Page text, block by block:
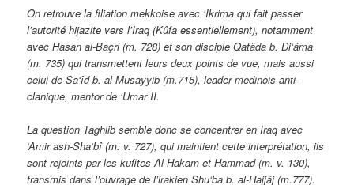
On retrouve la filiation mekkoise avec ‘Ikrimaqui fait passer
l’autorité hijazite vers l’Iraq (Kûfa essentiellement), notamment
avec Hasan al-Baçri (m. 728) et son disciple Qatâda b. Di‘âma
(m. 735) qui transmettent leurs deux points de vue, mais aussi
celui de Sa‘îd b. al-Musayyib (m.715), leader medinois anti-
clanique, mentor de ‘Umar II.
La question Taghlib semble donc se concentrer en Iraq avec
‘Amir ash-Sha‘bî (m. v. 727), qui maintient cette interprétation, ils
sont rejoints par les kufites Al-Hakam et Hammad (m. v. 130),
transmis dans l’ouvrage de l’irakien Shu‘ba b. al-Hajjâj (m.777).